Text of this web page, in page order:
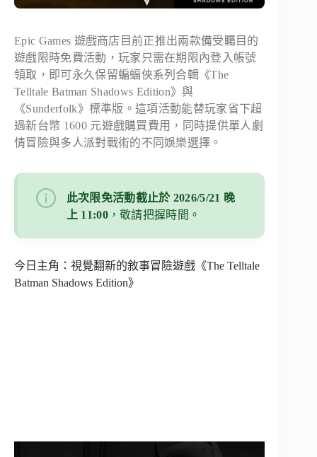
Epic Games 遊戲商店目前正推出兩款備受矚目的
遊戲限時免費活動，玩家只需在期限內登入帳號
領取，即可永久保留蝙蝠俠系列合輯《The
Telltale Batman Shadows Edition》與
《Sunderfolk》標準版。這項活動能替玩家省下超
過新台幣 1600 元遊戲購買費用，同時提供單人劇
情冒險與多人派對戰術的不同娛樂選擇。
此次限免活動截止於 2026/5/21 晚
上 11:00，敬請把握時間。
今日主角：視覺翻新的敘事冒險遊戲《The Telltale
Batman Shadows Edition》